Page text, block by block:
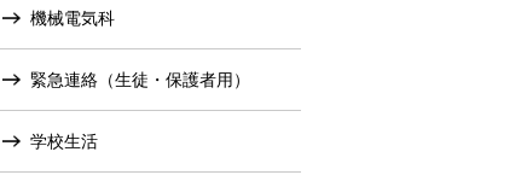
機械電気科
緊急連絡（生徒・保護者用）
学校生活